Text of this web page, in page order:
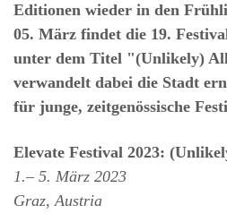
Editionen wieder in den
05. März findet die 19.
unter dem Titel "(Unlikely)
verwandelt dabei die Stadt
für junge, zeitgenössische
Elevate Festival 2023:
1.– 5. März 2023
Graz, Austria